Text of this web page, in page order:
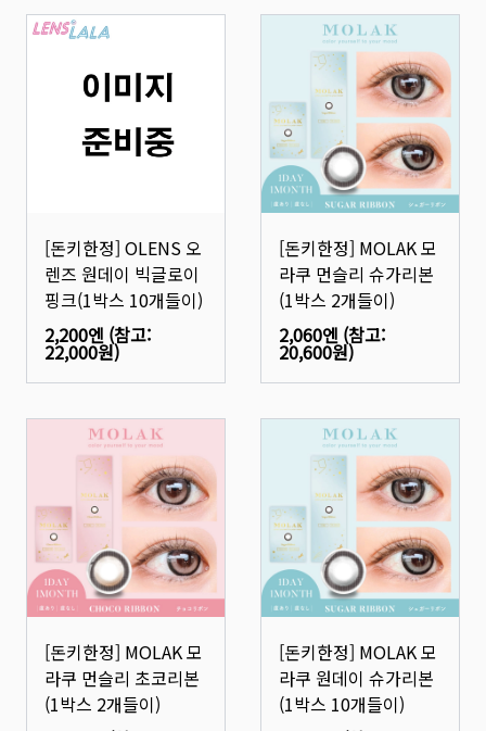
[돈키한정] OLENS 오
렌즈 원데이 빅글로이
핑크(1박스 10개들이)
2,200엔 (참고:
22,000원)
[돈키한정] MOLAK 모
라쿠 먼슬리 슈가리본
(1박스 2개들이)
2,060엔 (참고:
20,600원)
[돈키한정] MOLAK 모
라쿠 먼슬리 초코리본
(1박스 2개들이)
[돈키한정] MOLAK 모
라쿠 원데이 슈가리본
(1박스 10개들이)